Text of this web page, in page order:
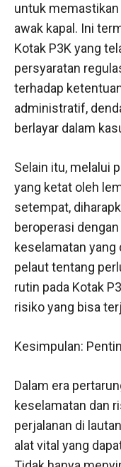
untuk
awak kapal. Ini
Kotak P3K yang
persyaratan
terhadap
administratif,
berlayar dalam
Selain itu, melalui
yang ketat oleh
setempat,
beroperasi
keselamatan yang
pelaut tentang
rutin pada Kotak
risiko yang bisa
Kesimpulan:
Dalam era
keselamatan dan
perjalanan di
alat vital yang